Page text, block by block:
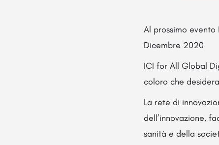
Al prossimo
Dicembre 2020
ICI for All Global
coloro che
La rete di
dell’innovazione,
sanità e della